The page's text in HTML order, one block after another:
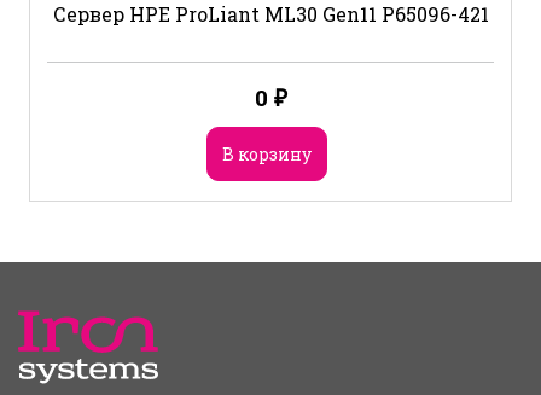
Сервер HPE ProLiant ML30 Gen11 P65096-421
0 ₽
В корзину